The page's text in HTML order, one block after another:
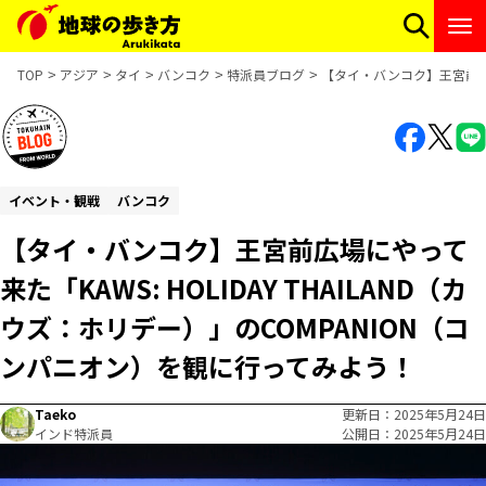
TOP アジア タイ バンコク 特派員ブログ 【タイ・バンコク】王宮
イベント・観戦 バンコク
【タイ・バンコク】王宮前広場にやって
来た「KAWS: HOLIDAY THAILAND（カ
ウズ：ホリデー）」のCOMPANION（コ
ンパニオン）を観に行ってみよう！
Taeko
インド特派員
更新日
2025年5月24日
公開日
2025年5月24日